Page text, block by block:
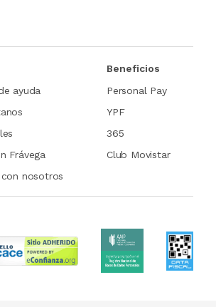
ayuda
Frávega
nosotros
Beneficios
Personal Pay
YPF
365
Club Movistar